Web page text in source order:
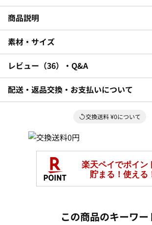
商品説明
素材・サイズ
レビュー 36 ・Q&A
配送・返品交換・お支払いについて
交換送料 ¥0について
この商品のキーワー